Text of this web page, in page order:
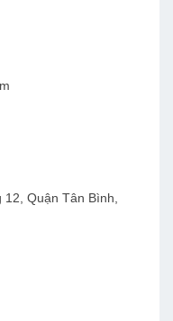
Quận Tân Bình,